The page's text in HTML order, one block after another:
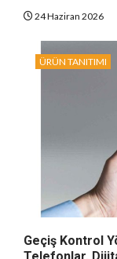
24 Haziran 2026
ÜRÜN TANITIMI
Geçiş Kontrol